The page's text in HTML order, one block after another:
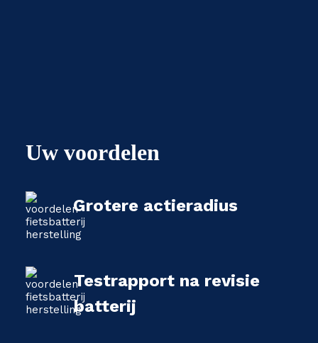
Uw voordelen
Grotere actieradius
Testrapport na revisie
batterij